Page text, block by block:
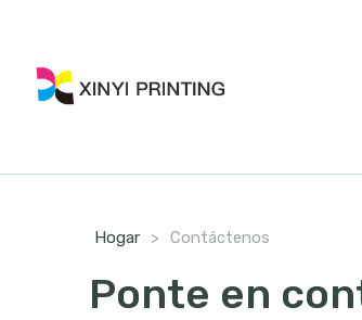
Hogar > Contáctenos
Ponte en